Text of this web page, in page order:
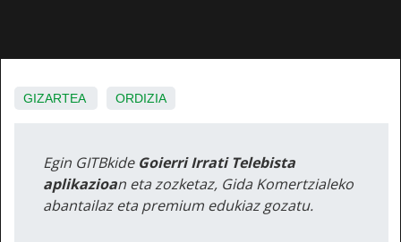
GIZARTEA ORDIZIA
Egin GITBkide Goierri Irrati Telebista
aplikazioan eta zozketaz, Gida Komertzialeko
abantailaz eta premium edukiaz gozatu.